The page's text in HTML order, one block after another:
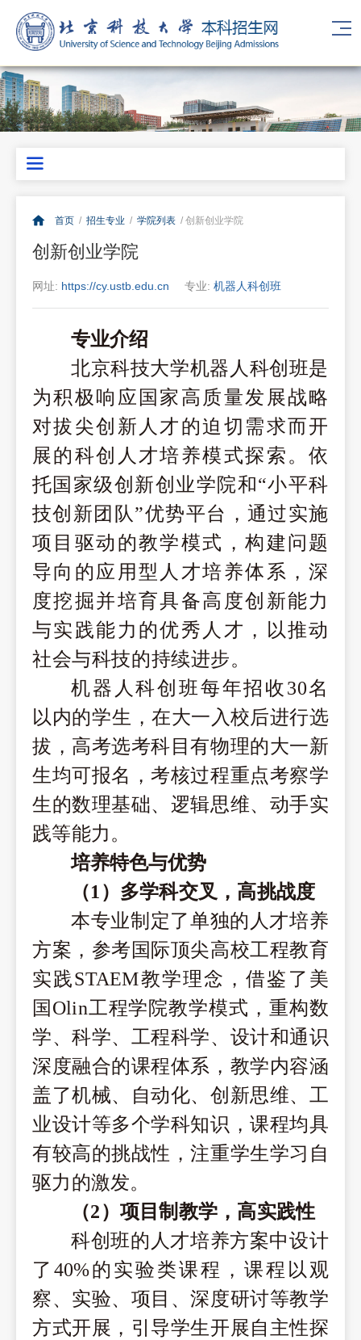
首页 / 招生专业 / 学院列表 / 创新创业学院
创新创业学院
网址: https://cy.ustb.edu.cn 专业: 机器人科创班
专业介绍
北京科技大学机器人 科创班是
为积极响应国家高质量发展战略
对拔尖创新人才的迫切需求而开
展的科创人才培养模式探索。依
托国家级创新创业学院和“小平科
技创新团队”优势平台 ，通过实施
项目驱动的教学模式，构建问题
导向的应用型人才培养体系 ，深
度挖掘并培育具备高度创新能力
与实践能力的优秀人才，以推动
社会与科技的持续进步。
机器人科创班每年招收30名
以内的学生，在大一入校后进行选
拔，高考选考科目有物理的大一新
生均可报名，考核过程重点考察学
生的数理基础、逻辑思维、动手实
践等能力。
培养特色与优势
（1） 多学科交叉， 高挑战度
本专业制定了单独的人才培养
方案，参考国际顶尖高校工程教育
实践STAEM教学理念，借鉴了美
国 Olin工程学院教学模式，重构数
学、科学、工程科学、设计和通识
深度融合的课程体系，教学内容涵
盖了机械、自动化、创新思维、工
业设计等多个学科知识，课程均具
有较高的挑战性，注重学生学习自
驱力的激发。
（2） 项目制教学，高实践性
科创班的人才培养方案中设计
了 40%的实验类课程，课程以观
察、实验、项目、深度研讨等教学
方式开展，引导学生开展自主性探